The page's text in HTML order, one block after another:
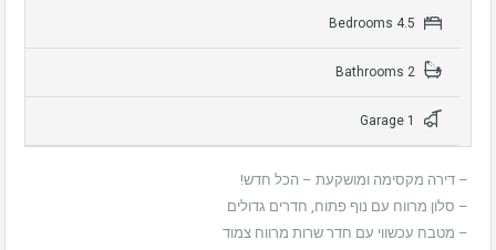
– דירה מקסימה ומושקעת – הכל חדש!
– סלון מרווח עם נוף פתוח, חדרים גדולים
– מטבח עכשווי עם חדר שרות מרווח צמוד